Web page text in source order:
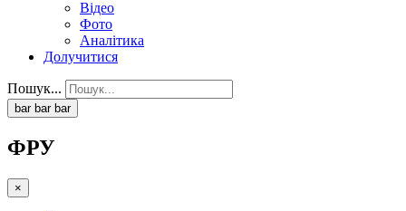
Відео
Фото
Аналітика
Долучитися
Пошук...
bar bar bar
ФРУ
×